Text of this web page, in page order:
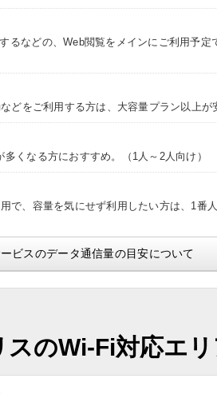
るなどの、Web閲覧をメインにご利用予定
どをご利用する方は、大容量プラン以上が
くなる方におすすめ。（1人～2人向け）
で、容量を気にせず利用したい方は、1番
ビスのデータ通信量の目安について
スのWi-Fi対応エリ